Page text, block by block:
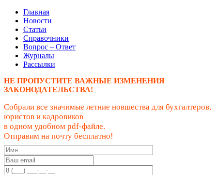
Главная
Новости
Статьи
Справочники
Вопрос – Ответ
Журналы
Рассылки
НЕ ПРОПУСТИТЕ ВАЖНЫЕ ИЗМЕНЕНИЯ
ЗАКОНОДАТЕЛЬСТВА!
Собрали все значимые летние новшества для бухгалтеров,
юристов и кадровиков
в одном удобном pdf-файле.
Отправим на почту бесплатно!